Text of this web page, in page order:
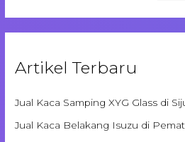
Artikel Terbaru
Jual Kaca Samping XYG Glass di
Jual Kaca Belakang Isuzu di